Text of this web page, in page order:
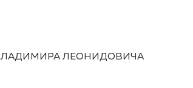
ЛЕОНИДОВИЧА